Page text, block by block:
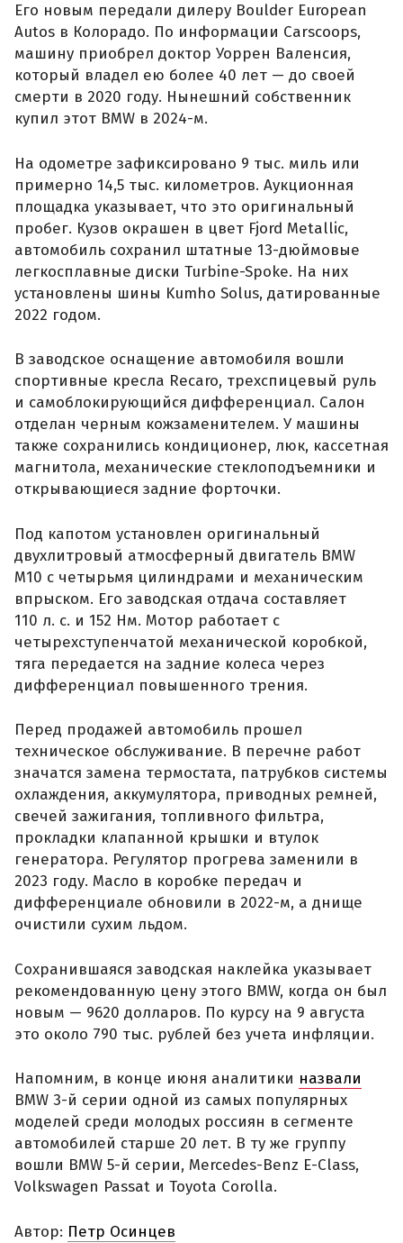
Его новым передали дилеру Boulder European
Autos в Колорадо. По информации Carscoops,
машину приобрел доктор Уоррен Валенсия,
который владел ею более 40 лет — до своей
смерти в 2020 году. Нынешний собственник
купил этот BMW в 2024-м.
На одометре зафиксировано 9 тыс. миль или
примерно 14,5 тыс. километров. Аукционная
площадка указывает, что это оригинальный
пробег. Кузов окрашен в цвет Fjord Metallic,
автомобиль сохранил штатные 13-дюймовые
легкосплавные диски Turbine-Spoke. На них
установлены шины Kumho Solus, датированные
2022 годом.
В заводское оснащение автомобиля вошли
спортивные кресла Recaro, трехспицевый руль
и самоблокирующийся дифференциал. Салон
отделан черным кожзаменителем. У машины
также сохранились кондиционер, люк, кассетная
магнитола, механические стеклоподъемники и
открывающиеся задние форточки.
Под капотом установлен оригинальный
двухлитровый атмосферный двигатель BMW
M10 с четырьмя цилиндрами и механическим
впрыском. Его заводская отдача составляет
110 л. с. и 152 Нм. Мотор работает с
четырехступенчатой механической коробкой,
тяга передается на задние колеса через
дифференциал повышенного трения.
Перед продажей автомобиль прошел
техническое обслуживание. В перечне работ
значатся замена термостата, патрубков системы
охлаждения, аккумулятора, приводных ремней,
свечей зажигания, топливного фильтра,
прокладки клапанной крышки и втулок
генератора. Регулятор прогрева заменили в
2023 году. Масло в коробке передач и
дифференциале обновили в 2022-м, а днище
очистили сухим льдом.
Сохранившаяся заводская наклейка указывает
рекомендованную цену этого BMW, когда он был
новым — 9620 долларов. По курсу на 9 августа
это около 790 тыс. рублей без учета инфляции.
Напомним, в конце июня аналитики назвали
BMW 3-й серии одной из самых популярных
моделей среди молодых россиян в сегменте
автомобилей старше 20 лет. В ту же группу
вошли BMW 5-й серии, Mercedes-Benz E-Class,
Volkswagen Passat и Toyota Corolla.
Автор: Петр Осинцев